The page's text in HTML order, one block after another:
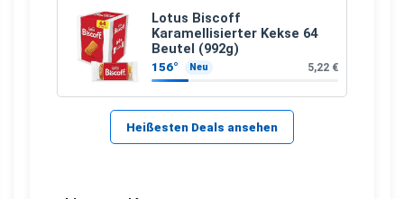
Lotus Biscoff
Karamellisierter Kekse 64
Beutel (992g)
156° Neu 5,22 €
Heißesten Deals ansehen